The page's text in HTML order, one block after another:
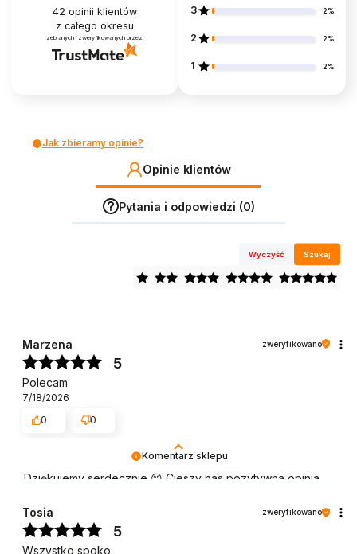
42 opinii klientów
z całego okresu
zebranych i zweryfikowanych przez
3 2%
2 2%
1 2%
Jak zbieramy opinie?
Opinie klientów
Pytania i odpowiedzi (0)
Wyczyść Szukaj
Komentarz sklepu
Dziękujemy serdecznie 😊 Cieszy nas pozytywna opinia
zakupu. Pozdrawiamy
Marzena zweryfikowano
5
Polecam
7/18/2026
0
0
Tosia zweryfikowano
5
Wszystko spoko